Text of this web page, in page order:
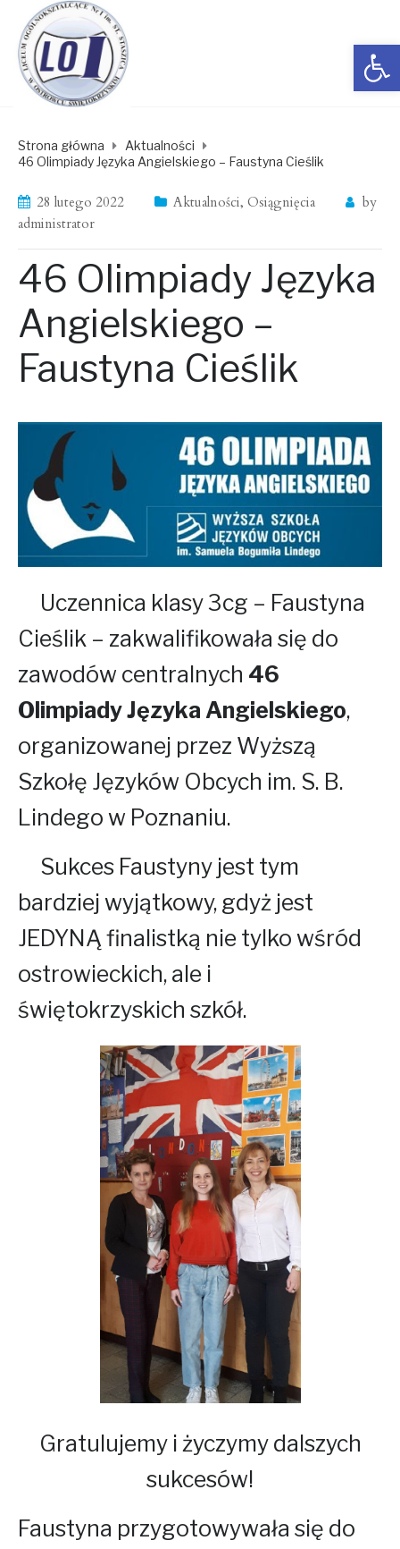
Open toolbar
Strona główna
Aktualności
46 Olimpiady Języka Angielskiego – Faustyna Cieślik
28 lutego 2022 Aktualności, Osiągnięcia
by
administrator
46 Olimpiady Języka
Angielskiego –
Faustyna Cieślik
Uczennica klasy 3cg – Faustyna
Cieślik – zakwalifikowała się do
zawodów centralnych 46
Olimpiady Języka Angielskiego,
organizowanej przez Wyższą
Szkołę Języków Obcych im. S. B.
Lindego w Poznaniu.
Sukces Faustyny jest tym
bardziej wyjątkowy, gdyż jest
JEDYNĄ finalistką nie tylko wśród
ostrowieckich, ale i
świętokrzyskich szkół.
Gratulujemy i życzymy dalszych
sukcesów!
Faustyna przygotowywała się do